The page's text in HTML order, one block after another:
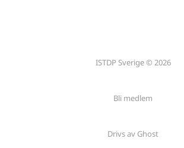
ISTDP Sverige © 2026
Bli medlem
Drivs av Ghost